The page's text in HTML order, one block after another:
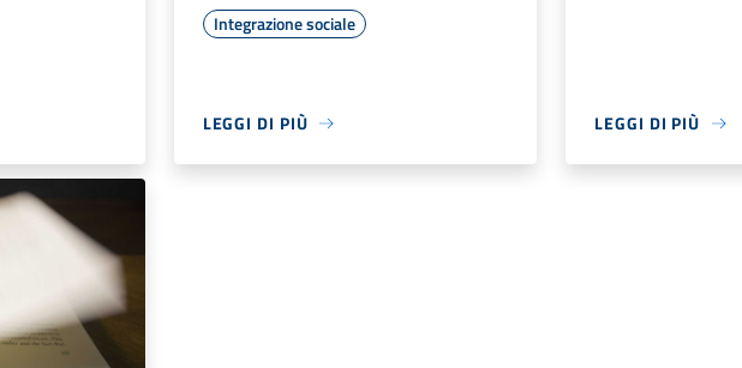
Integrazione sociale
LEGGI DI PIÙ LEGGI DI PIÙ